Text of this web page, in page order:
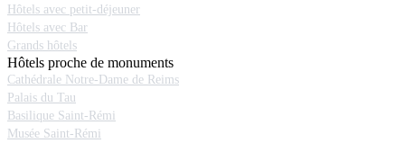
Hôtels avec petit-déjeuner
Hôtels avec Bar
Grands hôtels
Hôtels proche de monuments
Cathédrale Notre-Dame de Reims
Palais du Tau
Basilique Saint-Rémi
Musée Saint-Rémi